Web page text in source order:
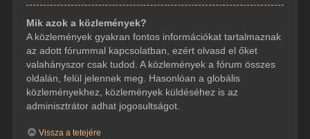
Mik azok a közlemények?
A közlemények gyakran fontos információkat tartalmaznak
az adott fórummal kapcsolatban, ezért olvasd el őket
valahányszor csak tudod. A közlemények a fórum összes
oldalán, felül jelennek meg. Hasonlóan a globális
közleményekhez, közlemények küldéséhez is az
adminisztrátor adhat jogosultságot.
Vissza a tetejére